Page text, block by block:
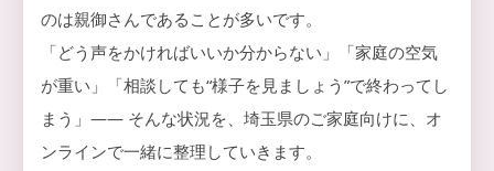
伝
い
し
ま
のは親御さんであることが多いです。
「どう声をかければいいか分からない」「家庭の空気
が重い」「相談しても“様子を見ましょう”で終わってし
まう」—— そんな状況を、埼玉県のご家庭向けに、オ
ンラインで一緒に整理していきます。